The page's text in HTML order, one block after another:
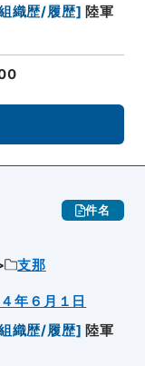
織歴/履歴] 陸軍
件名
支那
年６月１日
織歴/履歴] 陸軍